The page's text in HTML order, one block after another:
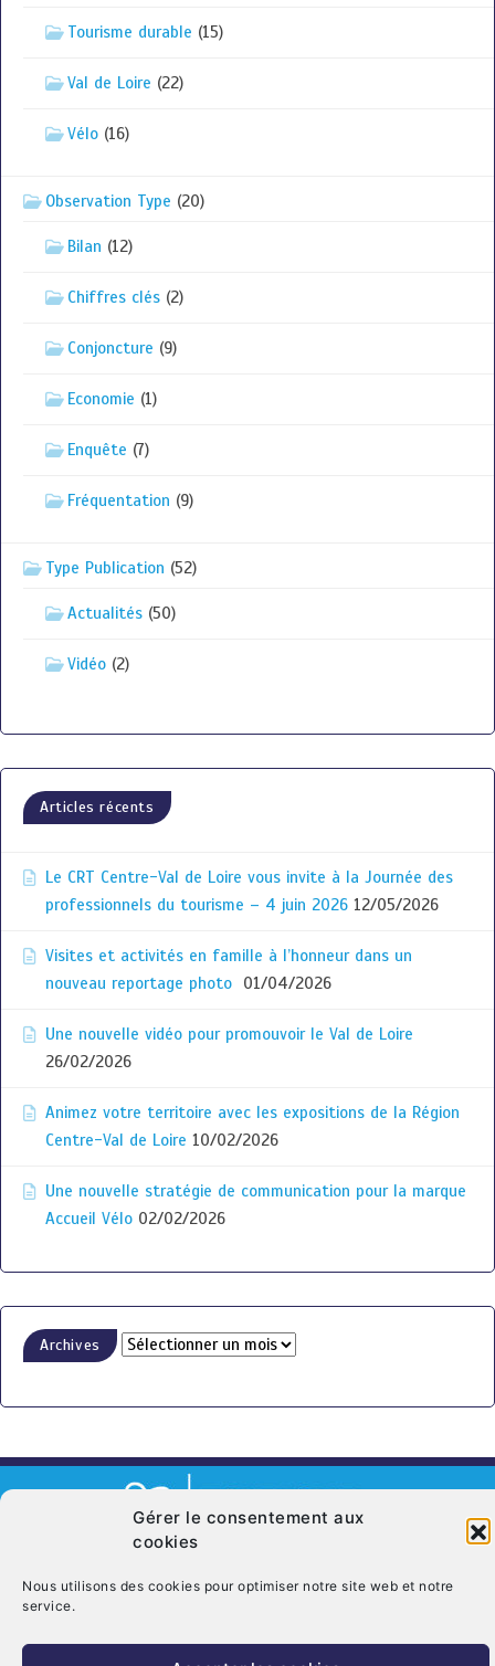
Gérer le consentement aux
cookies
Nous utilisons des cookies pour optimiser notre site web et notre
service.
Tourisme durable (15)
Val de Loire (22)
Vélo (16)
Observation Type (20)
Bilan (12)
Chiffres clés (2)
Conjoncture (9)
Economie (1)
Enquête (7)
Fréquentation (9)
Type Publication (52)
Actualités (50)
Vidéo (2)
Articles récents
Le CRT Centre-Val de Loire vous invite à la Journée des
professionnels du tourisme – 4 juin 2026 12/05/2026
Visites et activités en famille à l’honneur dans un
nouveau reportage photo
01/04/2026
Une nouvelle vidéo pour promouvoir le Val de Loire
26/02/2026
Animez votre territoire avec les expositions de la Région
Centre-Val de Loire 10/02/2026
Une nouvelle stratégie de communication pour la marque
Accueil Vélo 02/02/2026
Archives
Qui sommes nous ? Mentions légales Politique de cookies (UE)